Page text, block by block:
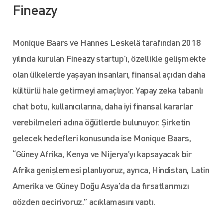
Fineazy
Monique Baars ve Hannes Leskelä tarafından 2018
yılında kurulan Fineazy startup’ı, özellikle gelişmekte
olan ülkelerde yaşayan insanları, finansal açıdan daha
kültürlü hale getirmeyi amaçlıyor. Yapay zeka tabanlı
chat botu, kullanıcılarına, daha iyi finansal kararlar
verebilmeleri adına öğütlerde bulunuyor. Şirketin
gelecek hedefleri konusunda ise Monique Baars,
“Güney Afrika, Kenya ve Nijerya’yı kapsayacak bir
Afrika genişlemesi planlıyoruz, ayrıca, Hindistan, Latin
Amerika ve Güney Doğu Asya’da da fırsatlarımızı
gözden geçiriyoruz.” açıklamasını yaptı.